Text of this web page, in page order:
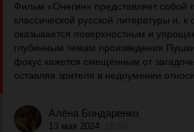
Фильм «Онегин» представляет собой
классической русской литературы и, к
оказывается поверхностным и
глубинным темам произведения
фокус кажется смещенным от
оставляя зрителя в недоумении
Алёна Бондаренко
13 мая 2024